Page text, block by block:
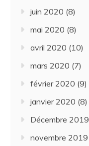
juin 2020 (8)
mai 2020 (8)
avril 2020 (10)
mars 2020 (7)
février 2020 (9)
janvier 2020 (8)
Décembre 2019
novembre 2019